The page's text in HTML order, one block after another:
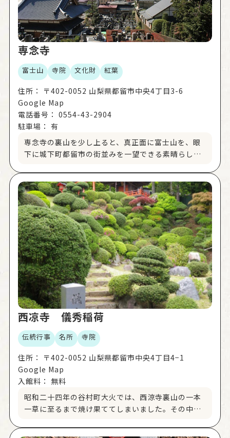
専念寺
富士山 寺院 文化財 紅葉
住所：
〒402-0052 山梨県都留市中央4丁目3-6
Google Map
電話番号： 0554-43-2904
駐車場： 有
専念寺の裏山を少し上ると、真正面に富士山を、眼
下に城下町都留市の街並みを一望できる素晴らしい
西凉寺 儀秀稲荷
伝統行事 名所 寺院
住所：
〒402-0052 山梨県都留市中央4丁目4−1
Google Map
入館料： 無料
昭和二十四年の谷村町大火では、西涼寺裏山の一本
一草に至るまで焼け果ててしまいました。その中